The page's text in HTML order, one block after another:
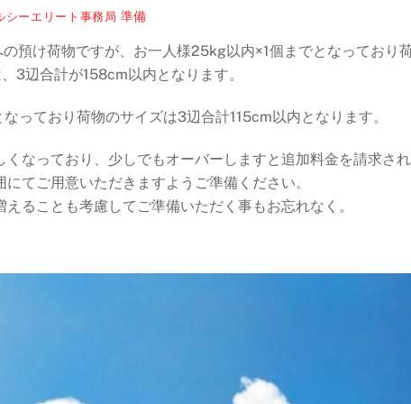
シーエリート事務局 準備
預け荷物ですが、お一人様25kg以内×1個までとなっており
3辺合計が158cm以内となります。
っており荷物のサイズは3辺合計115cm以内となります。
なっており、少しでもオーバーしますと追加料金を請求さ
てご用意いただきますようご準備ください。
ることも考慮してご準備いただく事もお忘れなく。